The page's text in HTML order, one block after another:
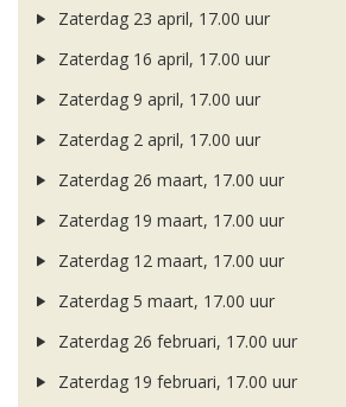
Zaterdag 23 april, 17.00 uur
Zaterdag 16 april, 17.00 uur
Zaterdag 9 april, 17.00 uur
Zaterdag 2 april, 17.00 uur
Zaterdag 26 maart, 17.00 uur
Zaterdag 19 maart, 17.00 uur
Zaterdag 12 maart, 17.00 uur
Zaterdag 5 maart, 17.00 uur
Zaterdag 26 februari, 17.00 uur
Zaterdag 19 februari, 17.00 uur